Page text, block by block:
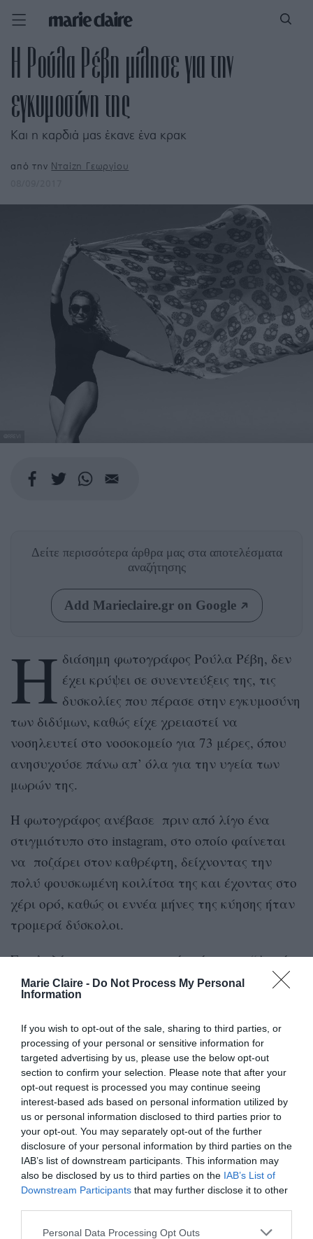
Marie Claire - Do Not Process My Personal
Information
If you wish to opt-out of the sale, sharing to third parties, or
processing of your personal or sensitive information for
targeted advertising by us, please use the below opt-out
section to confirm your selection. Please note that after your
opt-out request is processed you may continue seeing
interest-based ads based on personal information utilized by
us or personal information disclosed to third parties prior to
your opt-out. You may separately opt-out of the further
disclosure of your personal information by third parties on the
IAB’s list of downstream participants. This information may
also be disclosed by us to third parties on the IAB’s List of
Downstream Participants that may further disclose it to other
Personal Data Processing Opt Outs
Η Ρούλα Ρέβη μίλησε για την
εγκυμοσύνη της
Και η καρδιά μας έκανε ένα κρακ
από την Νταίζη Γεωργίου
@RREVI
Δείτε περισσότερα άρθρα μας στα αποτελέσματα
αναζήτησης
Add Marieclaire.gr on Google
Η διάσημη φωτογράφος Ρούλα Ρέβη, δεν
έχει κρύψει σε συνεντεύξεις της, τις
δυσκολίες που πέρασε στην εγκυμοσύνη
των διδύμων, καθώς είχε χρειαστεί να
νοσηλευτεί στο νοσοκομείο για 73 μέρες, όπου
ανησυχούσε πάνω απ’ όλα για την υγεία των
μωρών της.
Η φωτογράφος ανέβασε πριν από λίγο ένα
στιγμιότυπο στο instagram, στο οποίο φαίνεται
να ποζάρει στον καθρέφτη, δείχνοντας την
πολύ φουσκωμένη κοιλίτσα της και έχοντας στο
χέρι ορό, καθώς οι εννέα μήνες της κύησης ήταν
τρομερά δύσκολοι.
Στη λεζάντα της φωτογραφίας έγραφε: “Αυτή η
φωτογραφία με κάνει να θυμάμαι τις ώρες που
ήμουν μόνη με τα 2 παιδιά μου στην κοιλιά μου
να μιλάμε και να περιμένουμε με αγωνία να
συναντηθούμε! Είναι λίγες ώρες πριν τα φέρω
στον κόσμο, μια μέρα σαν σήμερα…. μπορεί να
μην είμαι όμορφη μπορεί να είμαι τεράστια
μπορεί να μην χαμογελάω μπορεί να έχω όρους
στα χέρια μου όμως θέλω να πω σε όλες τις
μανούλες , και κυρίως σε αυτές που ζορίστηκαν,
η ζορίζονται αυτή τη στιγμή πως λίγες ώρες
μετά από αυτή τη φώτο ξαναγεννήθηκα και εγώ
και μόνο χαρά και ευτυχία ένοιωθα πια.”